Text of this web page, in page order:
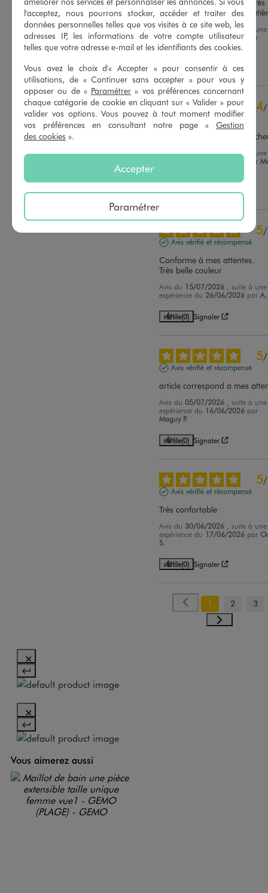
Basé sur 15 avis soumis à un
contrôle
Voir tous les avis sur ce site
4étoiles
3
3étoiles
1
2étoiles
0
1étoile 0
Trier les avis
lentement du fait de sa
Avis du05/08/2026 , suite à une
expérience du
24/07/2026
par
Alexandra B.
Utile (0) Signaler
4/
Avis vérifié et récompensé
Il est super mais long à
Avis du22/07/2026 , suite à une
26/06/2026 par
Utile(0) Signaler
5/
Avis vérifié et récompensé
Conforme à mes attentes.
Très belle couleur
Avis du 15/07/2026
, suite à une
expérience du 26/06/2026 par
Utile(0) Signaler
5/
Avis vérifié et récompensé
article correspond a mes
Avis du05/07/2026
, suite à une
expérience du 16/06/2026 par
Maguy P.
Utile(0) Signaler
5/
Avis vérifié et récompensé
Très confortable
Avis du 30/06/2026
, suite à une
expérience du 17/06/2026 par
S.
Utile(0) Signaler
1 2 3
Vous aimerez aussi
l'acceptez, nous pourrons stocker, accéder et traiter des
données personnelles telles que vos visites à ce site web, les
adresses IP, les informations de votre compte utilisateur
telles que votre adresse e-mail et les identifiants des cookies.
Vous avez le choix d'« Accepter » pour consentir à ces
utilisations, de « Continuer sans accepter » pour vous y
opposer ou de « Paramétrer » vos préférences concernant
chaque catégorie de cookie en cliquant sur « Valider » pour
valider vos options. Vous pouvez à tout moment modifier
vos préférences en consultant notre page « Gestion
des cookies ».
Accepter
Paramétrer